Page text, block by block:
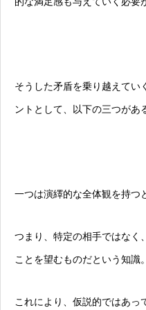
そうした矛盾を乗り越えてい
ントとして、以下の三つがあ
一つは演繹的な全体観を持つ
つまり、特定の相手ではなく
ことを望むものだという知識。
これにより、仮説的ではあっ